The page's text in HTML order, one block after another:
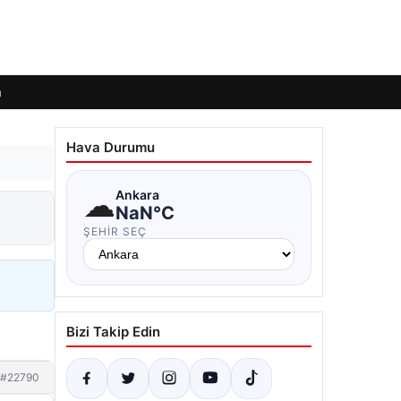
#22790
Hava Durumu
☁Ankara
NaN°C
ŞEHIR SEÇ
Bizi Takip Edin